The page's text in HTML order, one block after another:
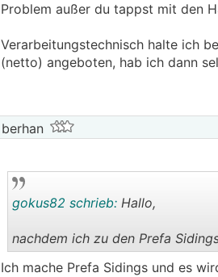
Problem außer du tappst mit den
Verarbeitungstechnisch halte ich
(netto) angeboten, hab ich dann
berhan
gokus82 schrieb:Hallo,
nachdem ich zu den Prefa
Ich mache Prefa Sidings und es